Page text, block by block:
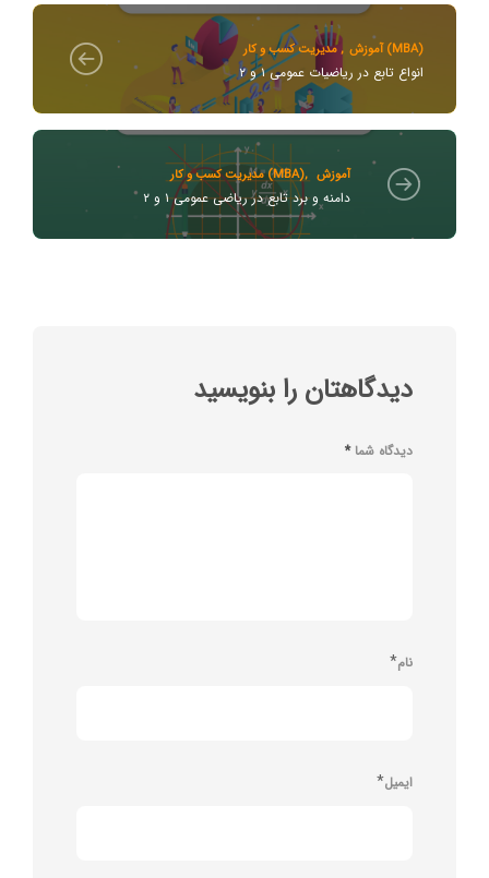
آموزش , مدیریت کسب و کار (MBA)
انواع تابع در ریاضیات عمومی ۱ و ۲
مدیریت کسب و کار (MBA), آموزش
دامنه و برد تابع در ریاضی عمومی ۱ و ۲
دیدگاهتان را بنویسید
دیدگاه شما*
نام*
ایمیل*